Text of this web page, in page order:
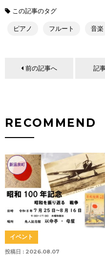
この記事のタグ
ピアノ フルート 音楽
前の記事へ 記
RECOMMEND
新温泉町
投稿日 : 2026.08.07
イベント